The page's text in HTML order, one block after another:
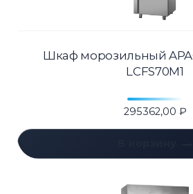
Шкаф морозильный
LCFS70M1
295362,00 ₽